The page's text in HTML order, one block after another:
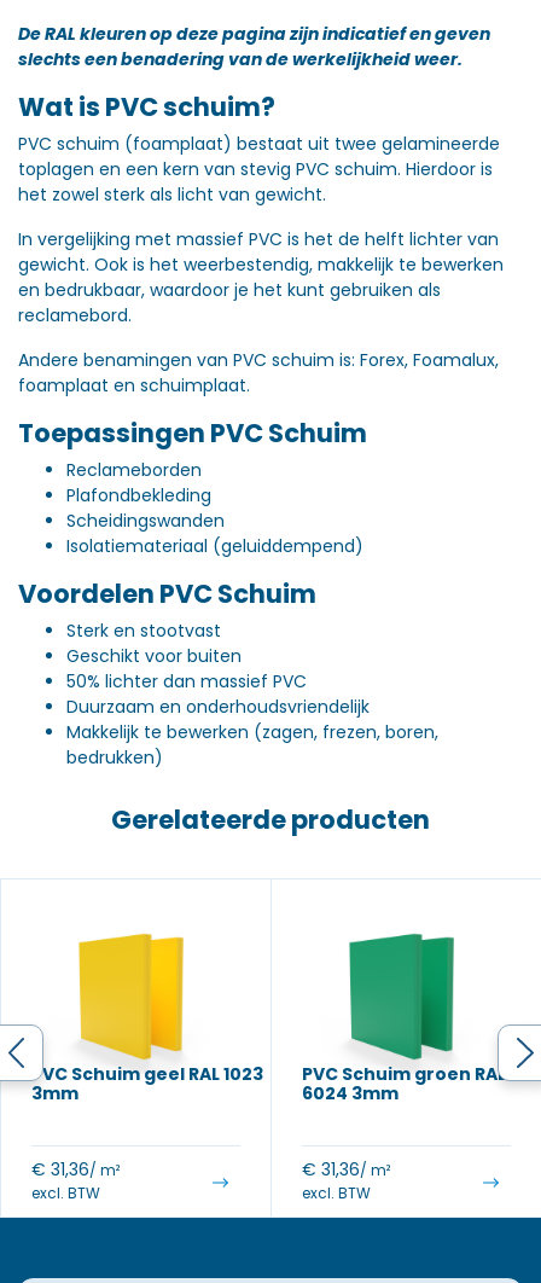
De RAL kleuren op deze pagina zijn indicatief en geven
slechts een benadering van de werkelijkheid weer.
Wat is PVC schuim?
PVC schuim (foamplaat) bestaat uit twee gelamineerde
toplagen en een kern van stevig PVC schuim. Hierdoor is
het zowel sterk als licht van gewicht.
In vergelijking met massief PVC is het de helft lichter van
gewicht. Ook is het weerbestendig, makkelijk te bewerken
en bedrukbaar, waardoor je het kunt gebruiken als
reclamebord.
Andere benamingen van PVC schuim is: Forex, Foamalux,
foamplaat en schuimplaat.
Toepassingen PVC Schuim
Reclameborden
Plafondbekleding
Scheidingswanden
Isolatiemateriaal (geluiddempend)
Voordelen PVC Schuim
Sterk en stootvast
Geschikt voor buiten
50% lichter dan massief PVC
Duurzaam en onderhoudsvriendelijk
Makkelijk te bewerken (zagen, frezen, boren,
bedrukken)
Gerelateerde producten
PVC Schuim geel RAL 1023
3mm
€ 31,36/ m²
excl. BTW
PVC Schuim groen RAL
6024 3mm
€ 31,36/ m²
excl. BTW